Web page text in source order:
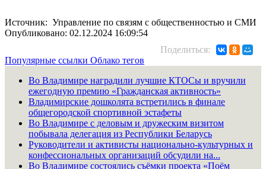
Источник: Управление по связям с общественностью и СМИ
Опубликовано: 02.12.2024 16:09:54
Поделиться:
Популярные ссылки Облако тегов
Во Владимире наградили лучшие КТОСы и вручили
ежегодную премию «Гражданская активность»
Владимирские дошколята встретились в финале
общегородской спортивной эстафеты
Во Владимире с деловым и дружеским визитом
побывала делегация из Республики Беларусь
Руководители и активисты национально-культурных и
конфессиональных организаций обсудили на...
Во Владимире состоялись съёмки проекта «Поём